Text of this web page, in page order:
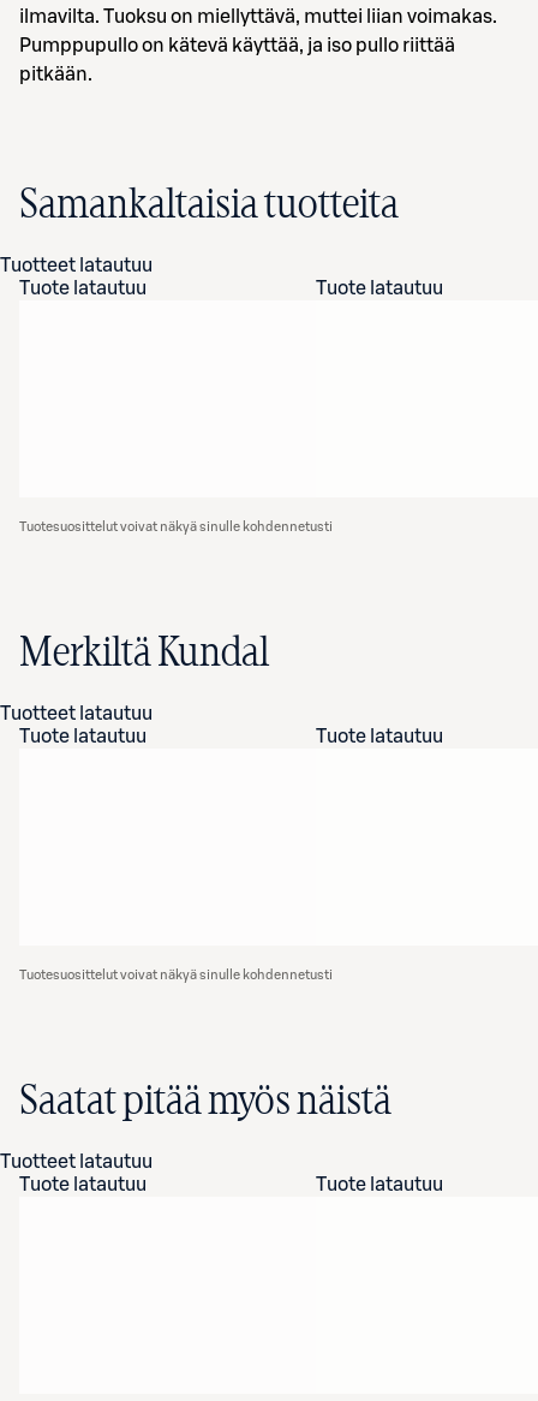
ilmavilta. Tuoksu on miellyttävä, muttei liian voimakas.
Pumppupullo on kätevä käyttää, ja iso pullo riittää
pitkään.
Samankaltaisia tuotteita
Tuotteet latautuu
Tuote latautuu
Tuote latautuu
Tuotesuosittelut voivat näkyä sinulle kohdennetusti
Merkiltä Kundal
Tuotteet latautuu
Tuote latautuu
Tuote latautuu
Tuotesuosittelut voivat näkyä sinulle kohdennetusti
Saatat pitää myös näistä
Tuotteet latautuu
Tuote latautuu
Tuote latautuu